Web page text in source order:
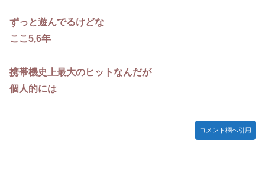
ずっと遊んでるけどな
ここ5,6年
携帯機史上最大のヒットなんだが
個人的には
コメント欄へ引用